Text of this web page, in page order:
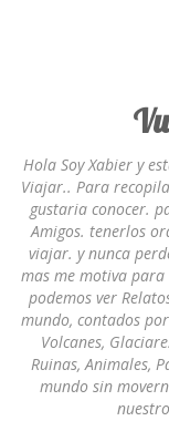
Hola Soy Xabier y
Viajar.. Para
gustaria conocer.
Amigos. tenerlos
viajar. y nunca
mas me motiva
podemos ver
mundo, contados
Volcanes,
Ruinas, Animales,
mundo sin